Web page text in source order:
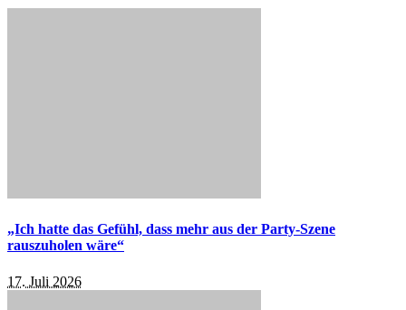
„Ich hatte das Gefühl, dass mehr aus der Party-Szene
rauszuholen wäre“
17. Juli 2026